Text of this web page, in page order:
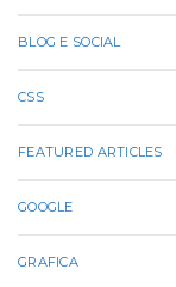
BLOG E SOCIAL
CSS
FEATURED ARTICLES
GOOGLE
GRAFICA